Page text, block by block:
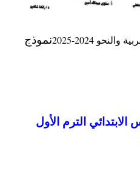
2024-2025
نموذج
الترم الأول